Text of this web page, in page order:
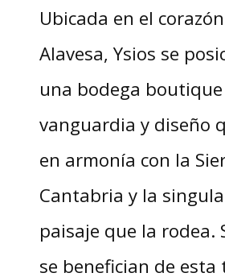
Ubicada en el
Alavesa, Ysios se
una bodega
vanguardia y diseño
en armonía con la
Cantabria y la
paisaje que la rodea.
se benefician de esta